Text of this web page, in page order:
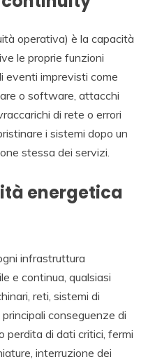
operativa) è la capacità
le proprie funzioni
eventi imprevisti come
o software, attacchi
di rete o errori
i sistemi dopo un
stessa dei servizi.
energetica
infrastruttura
e continua, qualsiasi
reti, sistemi di
conseguenze di
perdita di dati critici, fermi
interruzione dei